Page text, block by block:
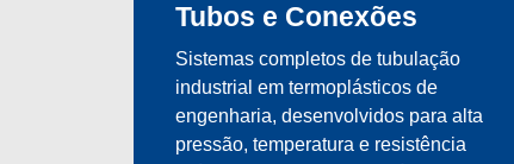
Tubos e Conexões
Sistemas completos de tubulação
industrial em termoplásticos de
engenharia, desenvolvidos para alta
pressão, temperatura e resistência